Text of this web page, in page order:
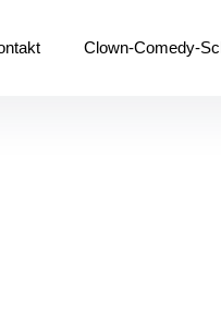
Clown-Comedy-